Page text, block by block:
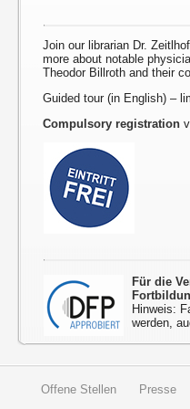
Join our librarian Dr.
more about notable
Theodor Billroth and their
Guided tour (in English) –
Compulsory registration
Für die
Hinweis:
werden,
Offene Stellen Presse